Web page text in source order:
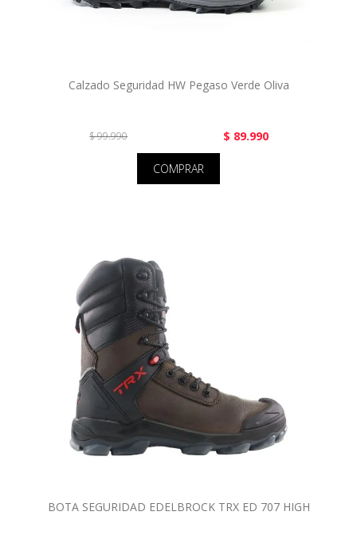
Calzado Seguridad HW Pegaso Verde Oliva
$ 99.990 $ 89.990
COMPRAR
BOTA SEGURIDAD EDELBROCK TRX ED 707 HIGH